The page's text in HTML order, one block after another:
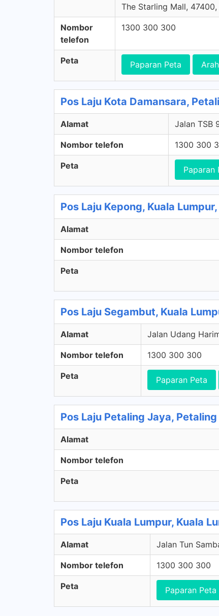
The Starling Mall,
Nombor
telefon
1300 300 300
Peta Paparan Peta Arah
Pos Laju Kota Damansara,
Alamat Jalan TSB
Nombor telefon 1300 300
Peta Paparan
Pos Laju Kepong, Kuala
Alamat
Nombor telefon
Peta
Pos Laju Segambut, Kuala
Alamat Jalan Udang
Nombor telefon 1300 300 300
Peta Paparan Peta
Pos Laju Petaling Jaya,
Alamat
Nombor telefon
Peta
Pos Laju Kuala Lumpur, Kuala
Alamat Jalan Tun
Nombor telefon 1300 300 300
Peta Paparan Peta